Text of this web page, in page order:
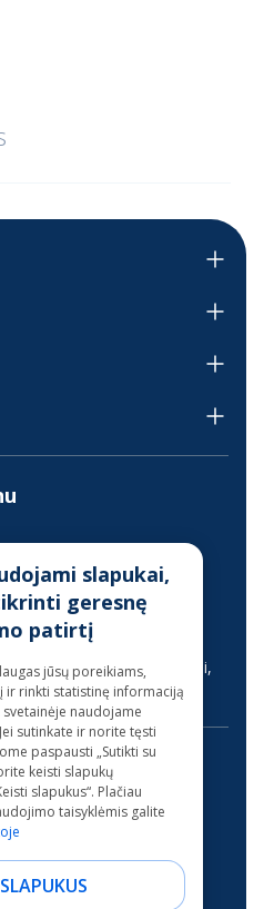
nuotoliniu būdu (gyvai,
Mini paskola internetu
Greitas kreditas
studijoms
paskola
dantų gydymui
banko
slapukai,
geresnę
patirtį
jūsų poreikiams,
rinkti statistinę informaciją
naudojame
sutinkate ir norite tęsti
paspausti „Sutikti su
keisti slapukų
slapukus“. Plačiau
taisyklėmis galite